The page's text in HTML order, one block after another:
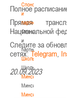
Спонсоры
и
партнеры
Спонсоры
и
партнеры
Школы
Школы
Минск
Минск
Минская
Полное
Прямая
Национальной
Следите за
сетях:Telegram
20.09.2023